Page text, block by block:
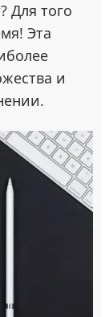
Для того
Эта
и